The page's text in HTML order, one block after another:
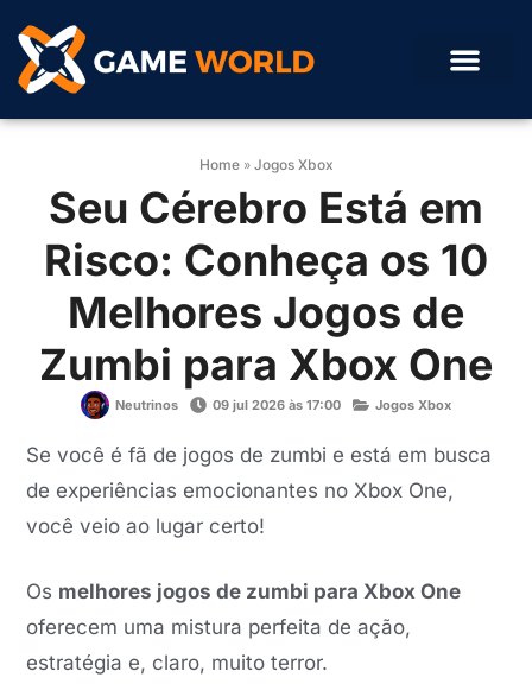
Home» Jogos Xbox
Seu Cérebro Está em
Risco: Conheça os 10
Melhores Jogos de
Zumbi para Xbox One
Neutrinos 09 jul 2026 às 17:00 Jogos Xbox
Se você é fã de jogos de zumbi e está em busca
de experiências emocionantes no Xbox One,
você veio ao lugar certo!
Os melhores jogos de zumbi para Xbox One
oferecem uma mistura perfeita de ação,
estratégia e, claro, muito terror.